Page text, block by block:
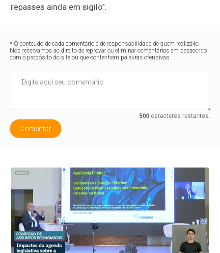
repasses ainda em sigilo".
* O conteúdo de cada comentário é de responsabilidade de quem realizá-lo.
Nos reservamos ao direito de reprovar ou eliminar comentários em desacordo
com o propósito do site ou que contenham palavras ofensivas.
500caracteres restantes.
Comentar